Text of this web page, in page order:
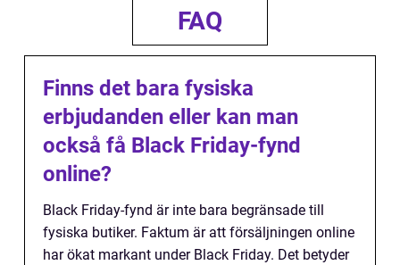
FAQ
Finns det bara fysiska
erbjudanden eller kan man
också få Black Friday-fynd
online?
Black Friday-fynd är inte bara begränsade till
fysiska butiker. Faktum är att försäljningen online
har ökat markant under Black Friday. Det betyder